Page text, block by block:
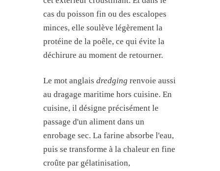
cas du poisson fin ou des escalopes
minces, elle soulève légèrement la
protéine de la poêle, ce qui évite la
déchirure au moment de retourner.
Le mot anglais dredging renvoie aussi
au dragage maritime hors cuisine. En
cuisine, il désigne précisément le
passage d'un aliment dans un
enrobage sec. La farine absorbe l'eau,
puis se transforme à la chaleur en fine
croûte par gélatinisation,